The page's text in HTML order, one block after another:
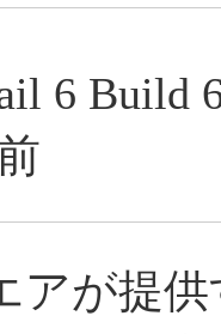
6 Build
アが提